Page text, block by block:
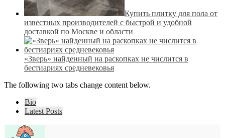
Купить плитку для пола от
известных производителей с быстрой и удобной
доставкой по Москве и области
«Зверь» найденный на раскопках не числится в
бестиариях средневековья
The following two tabs change content below.
Bio
Latest Posts